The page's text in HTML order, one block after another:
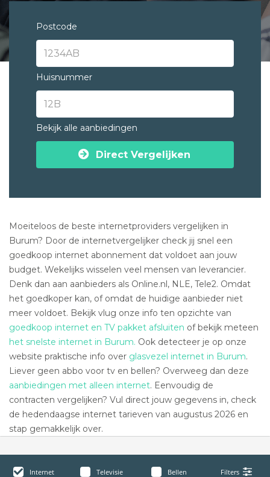
Postcode
Huisnummer
Bekijk alle aanbiedingen
Direct Vergelijken
Moeiteloos de beste internetproviders vergelijken in
Burum? Door de internetvergelijker check jij snel een
goedkoop internet abonnement dat voldoet aan jouw
budget. Wekelijks wisselen veel mensen van leverancier.
Denk dan aan aanbieders als Online.nl, NLE, Tele2. Omdat
het goedkoper kan, of omdat de huidige aanbieder niet
meer voldoet. Bekijk vlug onze info ten opzichte van
goedkoop internet en TV pakket afsluiten of bekijk meteen
het snelste internet in Burum. Ook detecteer je op onze
website praktische info over glasvezel internet in Burum.
Liever geen abbo voor tv en bellen? Overweeg dan deze
aanbiedingen met alleen internet. Eenvoudig de
contracten vergelijken? Vul direct jouw gegevens in, check
de hedendaagse internet tarieven van augustus 2026 en
stap gemakkelijk over.
Internet Televisie Bellen Filters